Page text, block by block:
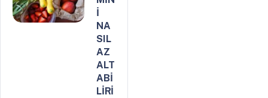
İ
NA
SIL
AZ
ALT
ABİ
LİRİ